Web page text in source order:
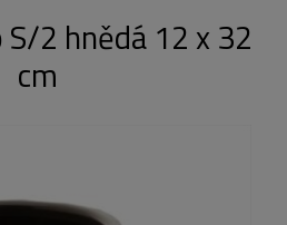
2 hnědá 12 x 32
cm